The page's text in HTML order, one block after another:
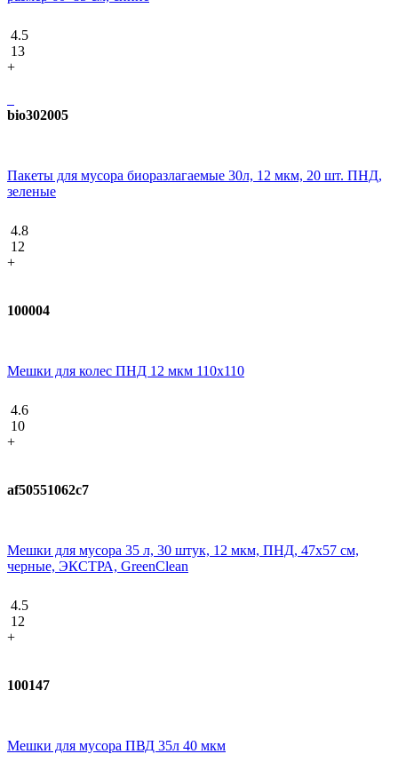
4.5
13
+
bio302005
Пакеты для мусора биоразлагаемые 30л, 12 мкм, 20 шт. ПНД,
зеленые
4.8
12
+
100004
Мешки для колес ПНД 12 мкм 110x110
4.6
10
+
af50551062c7
Мешки для мусора 35 л, 30 штук, 12 мкм, ПНД, 47х57 см,
черные, ЭКСТРА, GreenClean
4.5
12
+
100147
Мешки для мусора ПВД 35л 40 мкм